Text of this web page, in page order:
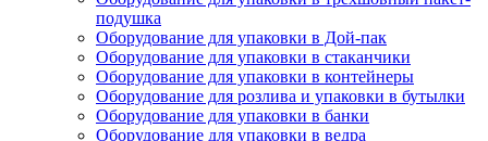
подушка
Оборудование для упаковки в Дой-пак
Оборудование для упаковки в стаканчики
Оборудование для упаковки в контейнеры
Оборудование для розлива и упаковки в бутылки
Оборудование для упаковки в банки
Оборудование для упаковки в ведра